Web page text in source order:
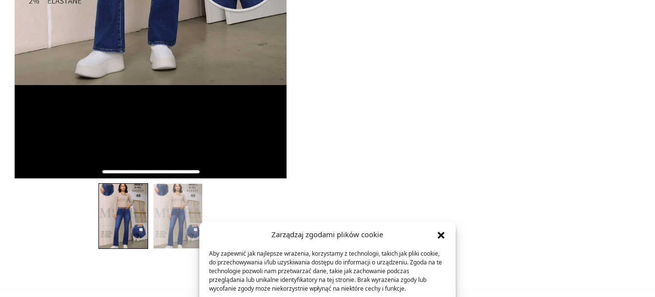
Zarządzaj zgodami plików cookie
Aby zapewnić jak najlepsze wrażenia, korzystamy z technologii, takich jak pliki cookie,
do przechowywania i/lub uzyskiwania dostępu do informacji o urządzeniu. Zgoda na te
technologie pozwoli nam przetwarzać dane, takie jak zachowanie podczas
przeglądania lub unikalne identyfikatory na tej stronie. Brak wyrażenia zgody lub
wycofanie zgody może niekorzystnie wpłynąć na niektóre cechy i funkcje.